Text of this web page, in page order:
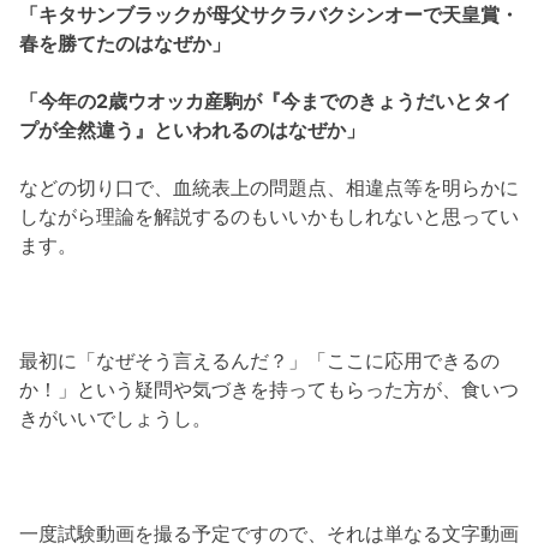
「キタサンブラックが母父サクラバクシンオーで天皇賞・
春を勝てたのはなぜか」
「今年の2歳ウオッカ産駒が『今までのきょうだいとタイ
プが全然違う』といわれるのはなぜか」
などの切り口で、血統表上の問題点、相違点等を明らかに
しながら理論を解説するのもいいかもしれないと思ってい
ます。
最初に「なぜそう言えるんだ？」「ここに応用できるの
か！」という疑問や気づきを持ってもらった方が、食いつ
きがいいでしょうし。
一度試験動画を撮る予定ですので、それは単なる文字動画